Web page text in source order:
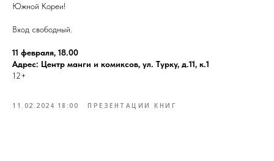
Южной Кореи!
Вход свободный.
11 февраля, 18.00
Адрес: Центр манги и комиксов, ул. Турку, д.11, к.1
12+
11.02.2024 18:00 ПРЕЗЕНТАЦИИ КНИГ